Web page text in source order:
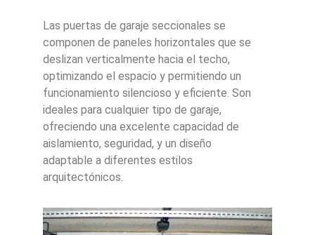
Las puertas de garaje seccionales se
componen de paneles horizontales que se
deslizan verticalmente hacia el techo,
optimizando el espacio y permitiendo un
funcionamiento silencioso y eficiente. Son
ideales para cualquier tipo de garaje,
ofreciendo una excelente capacidad de
aislamiento, seguridad, y un diseño
adaptable a diferentes estilos
arquitectónicos.